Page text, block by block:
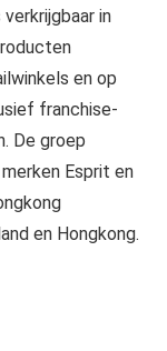
in
en op
franchise-
De groep
Esprit en
en Hongkong.